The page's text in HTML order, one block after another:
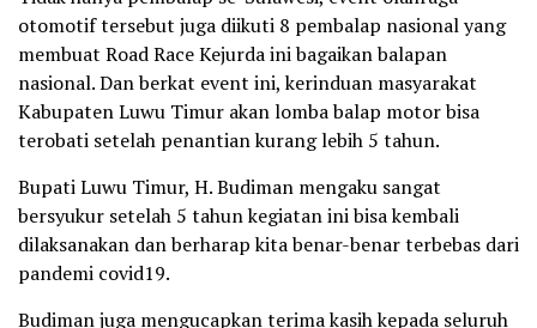
otomotif tersebut juga diikuti 8 pembalap nasional yang
membuat Road Race Kejurda ini bagaikan balapan
nasional. Dan berkat event ini, kerinduan masyarakat
Kabupaten Luwu Timur akan lomba balap motor bisa
terobati setelah penantian kurang lebih 5 tahun.
Bupati Luwu Timur, H. Budiman mengaku sangat
bersyukur setelah 5 tahun kegiatan ini bisa kembali
dilaksanakan dan berharap kita benar-benar terbebas dari
pandemi covid19.
Budiman juga mengucapkan terima kasih kepada seluruh